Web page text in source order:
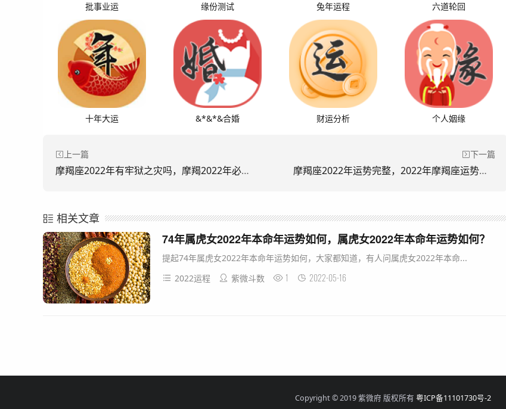
批事业运 缘份测试 兔年运程 六道轮回
十年大运 &*&*&合婚 财运分析 个人姻缘
上一篇
摩羯座2022年有牢狱之灾吗，摩羯2022年必遭遇的劫难
下一篇
摩羯座2022年运势完整，2022年摩羯座运势详解
相关文章
74年属虎女2022年本命年运势如何，属虎女2022年本命年运势如何？
提起74年属虎女2022年本命年运势如何，大家都知道，有人问属虎女2022年本命...
2022运程
紫微斗数 1 2022-05-16
Copyright © 2019 紫微府 版权所有 粤ICP备11101730号-2